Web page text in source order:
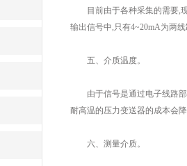
目前由于各种采集的需要,现
输出信号中,只有4~20mA为两
五、介质温度。
由于信号是通过电子线路部
耐高温的压力变送器的成本会
六、测量介质。